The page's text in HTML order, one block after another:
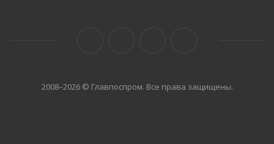
2008–2026 © Главпоспром. Все права защищены.